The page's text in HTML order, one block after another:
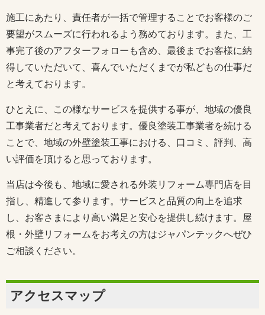
施工にあたり、責任者が一括で管理することでお客様のご
要望がスムーズに行われるよう務めております。また、工
事完了後のアフターフォローも含め、最後までお客様に納
得していただいて、喜んでいただくまでが私どもの仕事だ
と考えております。
ひとえに、この様なサービスを提供する事が、地域の優良
工事業者だと考えております。優良塗装工事業者を続ける
ことで、地域の外壁塗装工事における、口コミ、評判、高
い評価を頂けると思っております。
当店は今後も、地域に愛される外装リフォーム専門店を目
指し、精進して参ります。サービスと品質の向上を追求
し、お客さまにより高い満足と安心を提供し続けます。屋
根・外壁リフォームをお考えの方はジャパンテックへぜひ
ご相談ください。
アクセスマップ